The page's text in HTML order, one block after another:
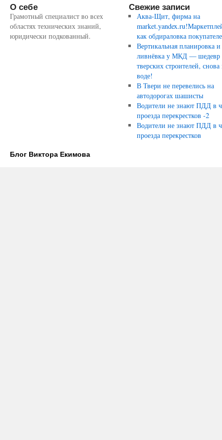
О себе
Грамотный специалист во всех
областях технических знаний,
юридически подкованный.
Свежие записи
Аква-Щит, фирма на
как обдираловка
Вертикальная планировка и
ливнёвка у МКД — шедевр
тверских строителей, снова
воде!
В Твери не перевелись на
автодорогах шашисты
Водители не знают ПДД в
проезда перекрестков -2
Водители не знают ПДД в
проезда перекрестков
Блог Виктора Екимова